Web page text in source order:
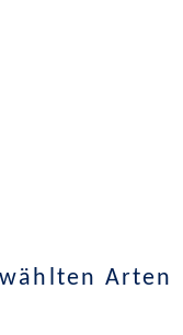
Arten